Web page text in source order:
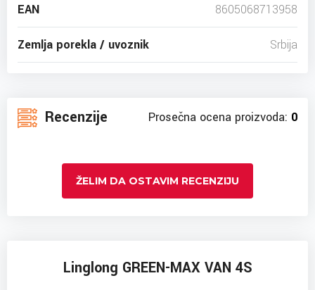
EAN 8605068713958
Zemlja porekla / uvoznik Srbija
Recenzije Prosečna ocena proizvoda: 0
ŽELIM DA OSTAVIM RECENZIJU
Linglong GREEN-MAX VAN 4S